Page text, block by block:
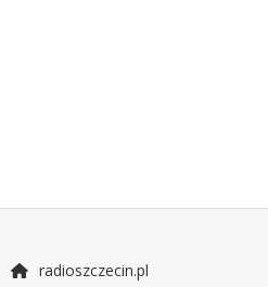
radioszczecin.pl